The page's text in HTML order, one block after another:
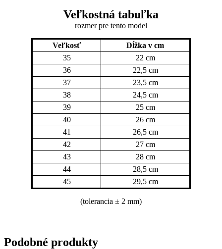
Veľkostná tabuľka
rozmer pre tento model
Veľkosť
Dĺžka v cm
35
22 cm
36
22,5 cm
37
23,5 cm
38
24,5 cm
39
25 cm
40
26 cm
41
26,5 cm
42
27 cm
43
28 cm
44
28,5 cm
45
29,5 cm
(tolerancia ± 2 mm)
Podobné produkty